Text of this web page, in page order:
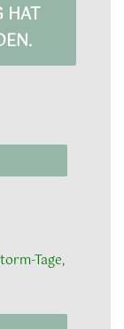
HAT
Tage,